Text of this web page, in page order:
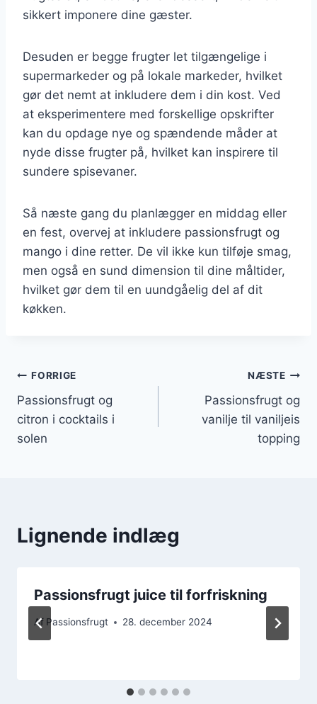
sikkert imponere dine gæster.
Desuden er begge frugter let tilgængelige i
supermarkeder og på lokale markeder, hvilket
gør det nemt at inkludere dem i din kost. Ved
at eksperimentere med forskellige opskrifter
kan du opdage nye og spændende måder at
nyde disse frugter på, hvilket kan inspirere til
sundere spisevaner.
Så næste gang du planlægger en middag eller
en fest, overvej at inkludere passionsfrugt og
mango i dine retter. De vil ikke kun tilføje smag,
men også en sund dimension til dine måltider,
hvilket gør dem til en uundgåelig del af dit
køkken.
Indlægsnavigation
FORRIGE
Passionsfrugt og
citron i cocktails i
solen
NÆSTE
Passionsfrugt og
vanilje til vaniljeis
topping
Lignende indlæg
Passionsfrugt juice til forfriskning
Af Passionsfrugt 28. december 2024